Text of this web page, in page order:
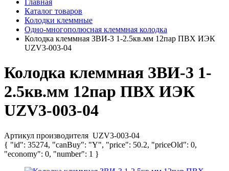
Главная
Каталог товаров
Колодки клеммные
Одно-многополюсная клеммная колодка
Колодка клеммная ЗВИ-3 1-2.5кв.мм 12пар ПВХ ИЭК
UZV3-003-04
Колодка клеммная ЗВИ-3 1-
2.5кв.мм 12пар ПВХ ИЭК
UZV3-003-04
Артикул производителя UZV3-003-04
{ "id": 35274, "canBuy": "Y", "price": 50.2, "priceOld": 0,
"economy": 0, "number": 1 }